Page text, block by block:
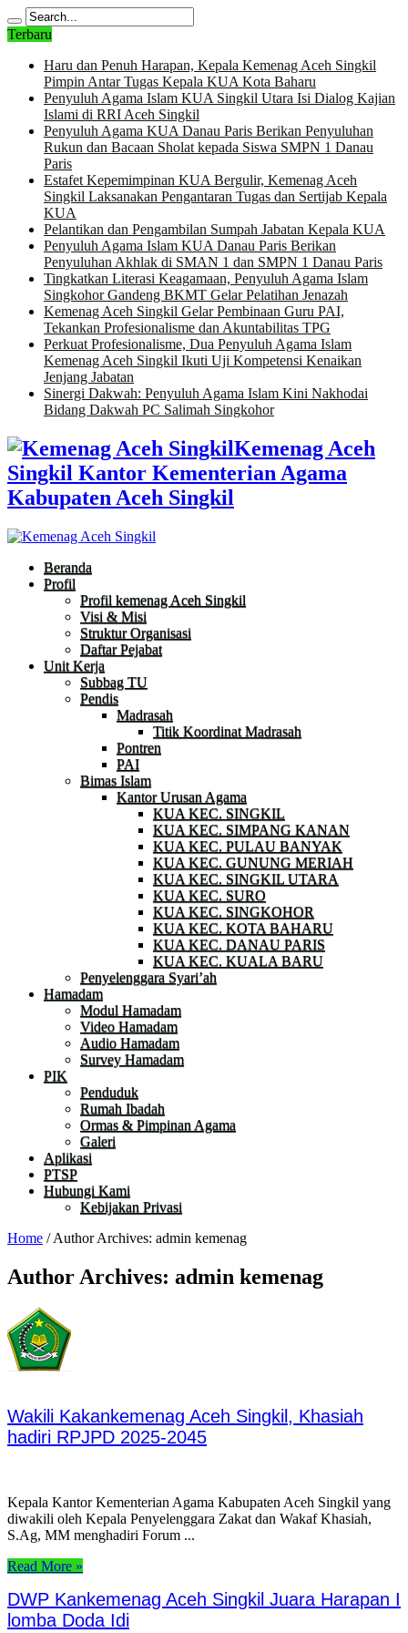
Terbaru
Haru dan Penuh Harapan, Kepala Kemenag Aceh Singkil
Pimpin Antar Tugas Kepala KUA Kota Baharu
Penyuluh Agama Islam KUA Singkil Utara Isi Dialog Kajian
Islami di RRI Aceh Singkil
Penyuluh Agama KUA Danau Paris Berikan Penyuluhan
Rukun dan Bacaan Sholat kepada Siswa SMPN 1 Danau
Paris
Estafet Kepemimpinan KUA Bergulir, Kemenag Aceh
Singkil Laksanakan Pengantaran Tugas dan Sertijab Kepala
KUA
Pelantikan dan Pengambilan Sumpah Jabatan Kepala KUA
Penyuluh Agama Islam KUA Danau Paris Berikan
Penyuluhan Akhlak di SMAN 1 dan SMPN 1 Danau Paris
Tingkatkan Literasi Keagamaan, Penyuluh Agama Islam
Singkohor Gandeng BKMT Gelar Pelatihan Jenazah
Kemenag Aceh Singkil Gelar Pembinaan Guru PAI,
Tekankan Profesionalisme dan Akuntabilitas TPG
Perkuat Profesionalisme, Dua Penyuluh Agama Islam
Kemenag Aceh Singkil Ikuti Uji Kompetensi Kenaikan
Jenjang Jabatan
Sinergi Dakwah: Penyuluh Agama Islam Kini Nakhodai
Bidang Dakwah PC Salimah Singkohor
Kemenag Aceh
Singkil Kantor Kementerian Agama
Kabupaten Aceh Singkil
Beranda
Profil
Profil kemenag Aceh Singkil
Visi & Misi
Struktur Organisasi
Daftar Pejabat
Unit Kerja
Subbag TU
Pendis
Madrasah
Titik Koordinat Madrasah
Pontren
PAI
Bimas Islam
Kantor Urusan Agama
KUA KEC. SINGKIL
KUA KEC. SIMPANG KANAN
KUA KEC. PULAU BANYAK
KUA KEC. GUNUNG MERIAH
KUA KEC. SINGKIL UTARA
KUA KEC. SURO
KUA KEC. SINGKOHOR
KUA KEC. KOTA BAHARU
KUA KEC. DANAU PARIS
KUA KEC. KUALA BARU
Penyelenggara Syari’ah
Hamadam
Modul Hamadam
Video Hamadam
Audio Hamadam
Survey Hamadam
PIK
Penduduk
Rumah Ibadah
Ormas & Pimpinan Agama
Galeri
Aplikasi
PTSP
Hubungi Kami
Kebijakan Privasi
Home /Author Archives: admin kemenag
Author Archives: admin kemenag
Wakili Kakankemenag Aceh Singkil, Khasiah
hadiri RPJPD 2025-2045
Kepala Kantor Kementerian Agama Kabupaten Aceh Singkil yang
diwakili oleh Kepala Penyelenggara Zakat dan Wakaf Khasiah,
S.Ag, MM menghadiri Forum ...
Read More »
DWP Kankemenag Aceh Singkil Juara Harapan I
lomba Doda Idi